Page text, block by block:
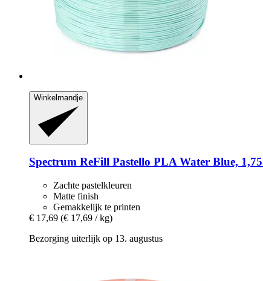
Winkelmandje
Spectrum ReFill Pastello PLA Water Blue,
Zachte pastelkleuren
Matte finish
Gemakkelijk te printen
€ 17,69 (€ 17,69 / kg)
Bezorging uiterlijk op 13. augustus